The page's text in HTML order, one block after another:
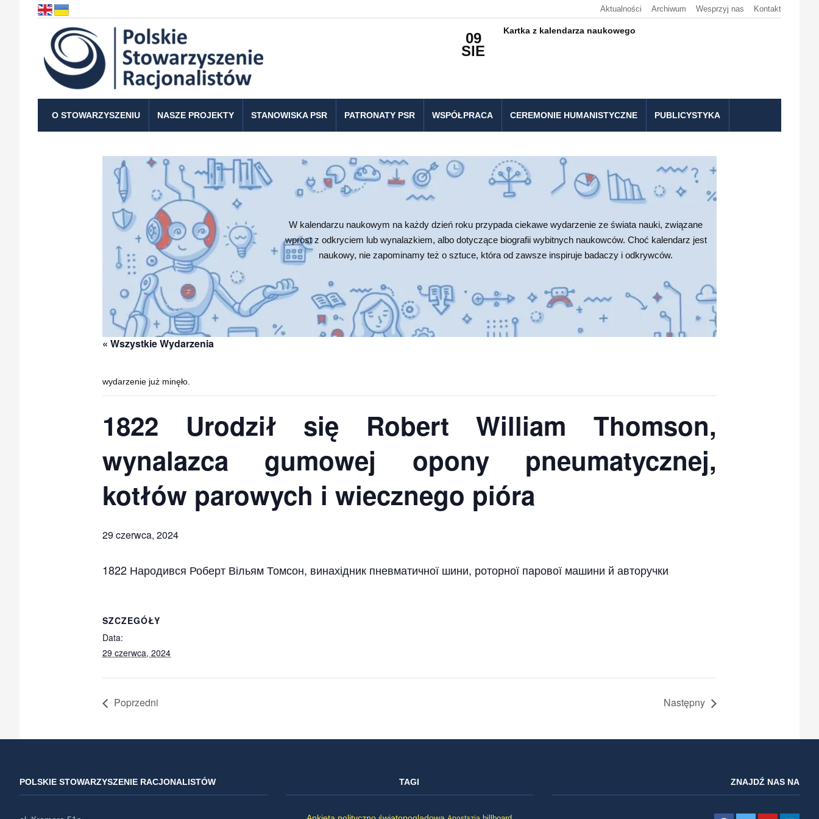
Aktualności Archiwum Wesprzyj nas Kontakt
09
SIE
Kartka z kalendarza naukowego
O STOWARZYSZENIU NASZE PROJEKTY STANOWISKA PSR PATRONATY PSR WSPÓŁPRACA CEREMONIE HUMANISTYCZNE PUBLICYSTYKA
W kalendarzu naukowym na każdy dzień roku przypada ciekawe wydarzenie ze świata nauki, związane
wprost z odkryciem lub wynalazkiem, albo dotyczące biografii wybitnych naukowców. Choć kalendarz jest
naukowy, nie zapominamy też o sztuce, która od zawsze inspiruje badaczy i odkrywców.
« Wszystkie Wydarzenia
wydarzenie już minęło.
1822 Urodził się Robert William Thomson,
wynalazca gumowej opony pneumatycznej,
kotłów parowych i wiecznego pióra
29 czerwca, 2024
1822 Народився Роберт Вільям Томсон, винахідник пневматичної шини, роторної парової машини й авторучки
SZCZEGÓŁY
Data:
29 czerwca, 2024
Poprzedni Następny
POLSKIE STOWARZYSZENIE RACJONALISTÓW TAGI ZNAJDŹ NAS NA